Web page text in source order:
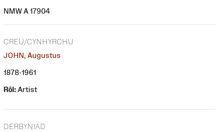
NMW A 17904
CREU/CYNHYRCHU
JOHN, Augustus
1878-1961
Rôl: Artist
DERBYNIAD